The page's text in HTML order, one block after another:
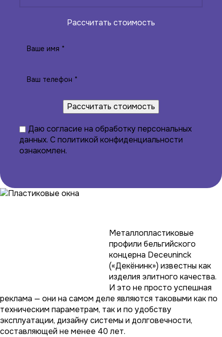
Рассчитать стоимость
Даю согласие на обработку персональных
данных. Сполитикой конфиденциальности
ознакомлен.
Металлопластиковые
профили бельгийского
концерна Deceuninck
(«Декёнинк») известны как
изделия элитного качества.
И это не просто успешная
реклама — они на самом деле являются таковыми как по
техническим параметрам, так и по удобству
эксплуатации, дизайну системы и долговечности,
составляющей не менее 40 лет.